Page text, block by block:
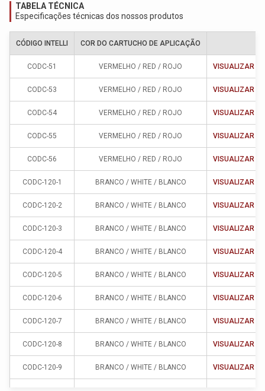
TABELA TÉCNICA
Especificações técnicas dos nossos produtos
CÓDIGO INTELLI COR DO CARTUCHO DE APLICAÇÃO
CODC-51 VERMELHO / RED / ROJO VISUALIZAR
CODC-53 VERMELHO / RED / ROJO VISUALIZAR
CODC-54 VERMELHO / RED / ROJO VISUALIZAR
CODC-55 VERMELHO / RED / ROJO VISUALIZAR
CODC-56 VERMELHO / RED / ROJO VISUALIZAR
CODC-120-1 BRANCO / WHITE / BLANCO VISUALIZAR
CODC-120-2 BRANCO / WHITE / BLANCO VISUALIZAR
CODC-120-3 BRANCO / WHITE / BLANCO VISUALIZAR
CODC-120-4 BRANCO / WHITE / BLANCO VISUALIZAR
CODC-120-5 BRANCO / WHITE / BLANCO VISUALIZAR
CODC-120-6 BRANCO / WHITE / BLANCO VISUALIZAR
CODC-120-7 BRANCO / WHITE / BLANCO VISUALIZAR
CODC-120-8 BRANCO / WHITE / BLANCO VISUALIZAR
CODC-120-9 BRANCO / WHITE / BLANCO VISUALIZAR